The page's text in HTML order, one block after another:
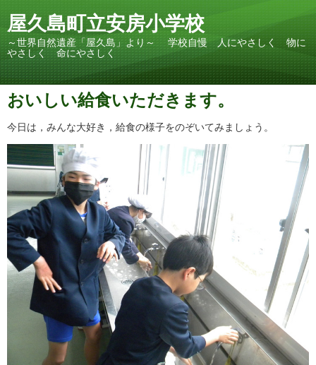
屋久島町立安房小学校
～世界自然遺産「屋久島」より～ 学校自慢 人にやさしく 物に
やさしく 命にやさしく
おいしい給食いただきます。
今日は，みんな大好き，給食の様子をのぞいてみましょう。